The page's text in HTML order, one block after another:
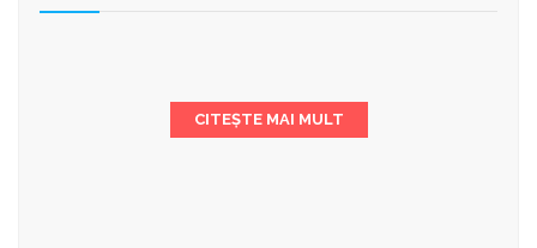
CITEȘTE MAI MULT